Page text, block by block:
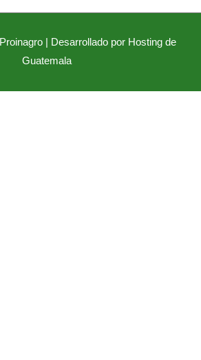
Proinagro| Desarrollado por Hosting de
Guatemala